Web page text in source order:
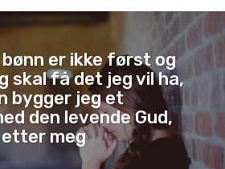
er ikke først og
skal få det jeg vil ha,
bygger jeg et
den levende Gud,
meg